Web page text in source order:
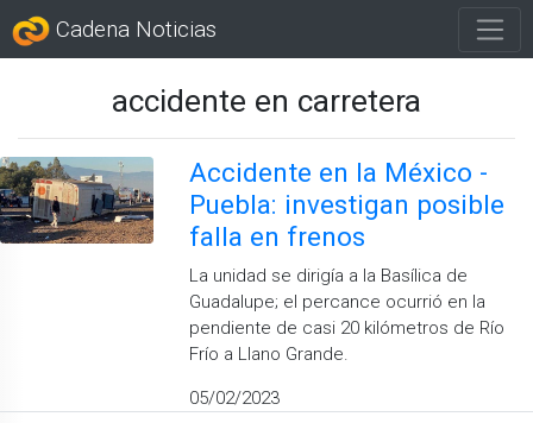
Cadena Noticias
accidente en carretera
Accidente en la México -
Puebla: investigan posible
falla en frenos
La unidad se dirigía a la Basílica de
Guadalupe; el percance ocurrió en la
pendiente de casi 20 kilómetros de Río
Frío a Llano Grande.
05/02/2023